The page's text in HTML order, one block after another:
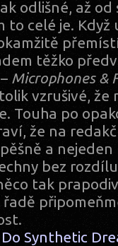
odlišné, až od
to celé je. Když
těžko
Microphones &
vzrušivé, že
Touha po
že na
a nejeden
bez
tak
Synthetic